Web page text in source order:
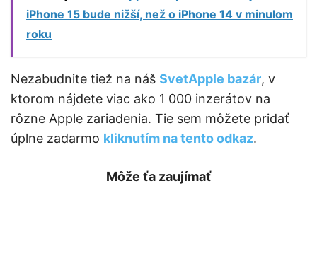
iPhone 15 bude nižší, než o iPhone 14 v minulom
roku
Nezabudnite tiež na náš SvetApple bazár, v
ktorom nájdete viac ako 1 000 inzerátov na
rôzne Apple zariadenia. Tie sem môžete pridať
úplne zadarmo kliknutím na tento odkaz.
Môže ťa zaujímať